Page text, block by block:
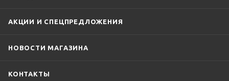
АКЦИИ И СПЕЦПРЕДЛОЖЕНИЯ
НОВОСТИ МАГАЗИНА
КОНТАКТЫ